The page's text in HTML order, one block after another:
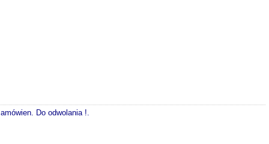
Do odwolania !.